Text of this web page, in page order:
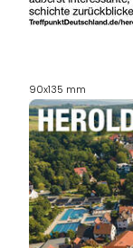
90x135 mm